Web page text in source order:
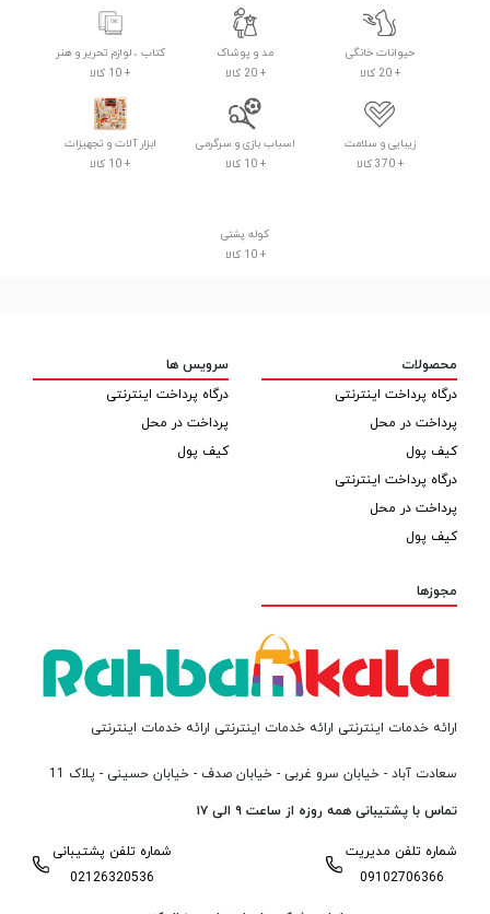
حیوانات خانگی
+ 20 کالا
مد و پوشاک
+ 20 کالا
کتاب ، لوازم تحریر و هنر
+ 10 کالا
زیبایی و سلامت
+ 370 کالا
اسباب بازی و سرگرمی
+ 10 کالا
ابزار آلات و تجهیزات
+ 10 کالا
کوله پشتی
+ 10 کالا
محصولات
درگاه پرداخت اینترنتی
پرداخت در محل
کیف پول
درگاه پرداخت اینترنتی
پرداخت در محل
کیف پول
سرویس ها
درگاه پرداخت اینترنتی
پرداخت در محل
کیف پول
مجوزها
ارائه خدمات اینترنتی ارائه خدمات اینترنتی ارائه خدمات اینترنتی
سعادت آباد - خیابان سرو غربی - خیابان صدف - خیابان حسینی - پلاک 11
تماس با پشتیبانی همه روزه از ساعت ۹ الی ۱۷
شماره تلفن مدیریت
09102706366
شماره تلفن پشتیبانی
02126320536